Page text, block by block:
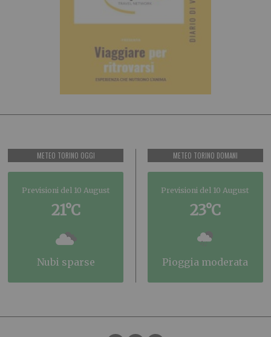
METEO TORINO OGGI
Previsioni del 10 August
21°C
nubi sparse
METEO TORINO DOMANI
Previsioni del 10 August
23°C
pioggia moderata